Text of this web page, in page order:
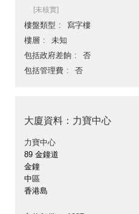
[未核實]
樓盤類型
寫字樓
樓層
未知
包括政府差餉
否
包括管理費
否
大廈資料：力寶中心
力寶中心
89 金鐘道
金鐘
中區
香港島